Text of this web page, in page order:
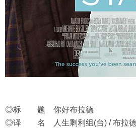
◎标 题 你好布拉德
◎译 名 人生剩利组(台) / 布拉德